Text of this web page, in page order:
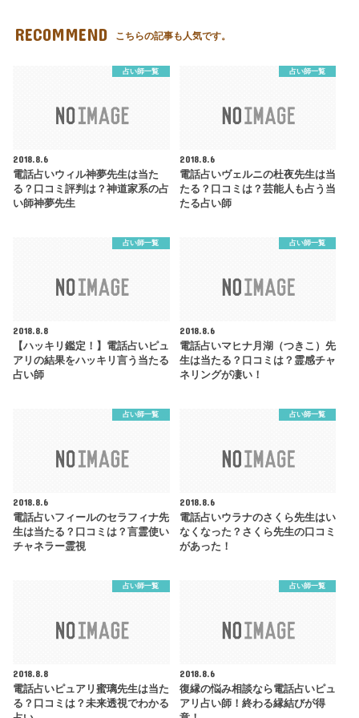
RECOMMEND こちらの記事も人気です。
占い師一覧
2018.8.6
電話占いウィル神夢先生は当た
る？口コミ評判は？神道家系の占
い師神夢先生
占い師一覧
2018.8.6
電話占いヴェルニの杜夜先生は当
たる？口コミは？芸能人も占う当
たる占い師
占い師一覧
2018.8.8
【ハッキリ鑑定！】電話占いピュ
アリの結果をハッキリ言う当たる
占い師
占い師一覧
2018.8.6
電話占いマヒナ月湖（つきこ）先
生は当たる？口コミは？霊感チャ
ネリングが凄い！
占い師一覧
2018.8.6
電話占いフィールのセラフィナ先
生は当たる？口コミは？言霊使い
チャネラー霊視
占い師一覧
2018.8.6
電話占いウラナのさくら先生はい
なくなった？さくら先生の口コミ
があった！
占い師一覧
2018.8.8
電話占いピュアリ蜜璃先生は当た
る？口コミは？未来透視でわかる
占い師一覧
2018.8.6
復縁の悩み相談なら電話占いピュ
アリ占い師！終わる縁結びが得